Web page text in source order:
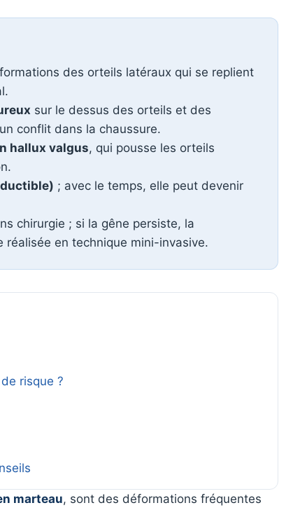
des orteils latéraux qui se replient
sur le dessus des orteils et des
conflit dans la chaussure.
hallux valgus, qui pousse les orteils
; avec le temps, elle peut devenir
chirurgie ; si la gêne persiste, la
réalisée en technique mini-invasive.
risque ?
marteau, sont des déformations fréquentes